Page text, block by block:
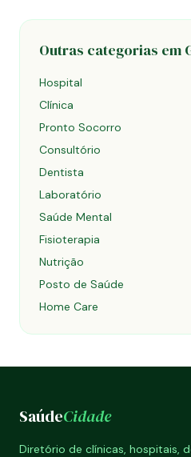
Outras categorias em
Hospital
Clínica
Pronto Socorro
Consultório
Dentista
Laboratório
Saúde Mental
Fisioterapia
Nutrição
Posto de Saúde
Home Care
SaúdeCidade
Diretório de clínicas, hospitais,